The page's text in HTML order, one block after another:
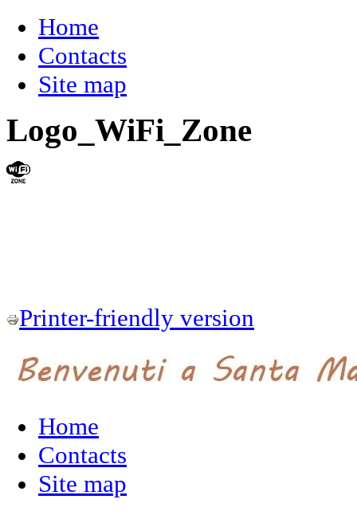
Home
Contacts
Site map
Logo_WiFi_Zone
Printer-friendly version
Home
Contacts
Site map